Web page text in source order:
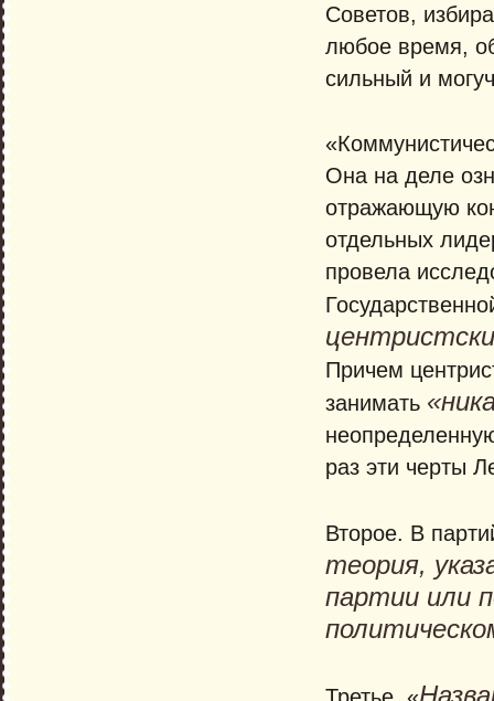
Советов,
любое время,
сильный и
Она на деле
отражающую
отдельных
провела
Причем
занимать
раз эти черты
Второе. В
теория,
партии или